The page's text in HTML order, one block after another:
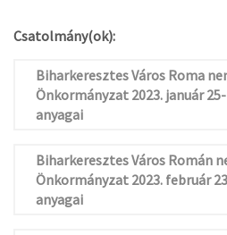
Csatolmány(ok):
Biharkeresztes Város Roma
Önkormányzat 2023. január
anyagai
Biharkeresztes Város Román
Önkormányzat 2023. február
anyagai